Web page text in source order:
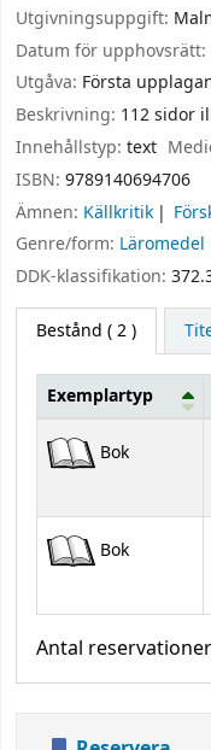
Utgivningsuppgift:
Datum för upphovsrätt:
Utgåva: Första
Beskrivning: 112 sidor
Innehållstyp: text
ISBN: 9789140694706
Ämnen: Källkritik
Genre/form: Läromedel
DDK-klassifikation:
Bestånd ( 2 )
Bestånd
Exemplartyp
Bok
Bok
Antal